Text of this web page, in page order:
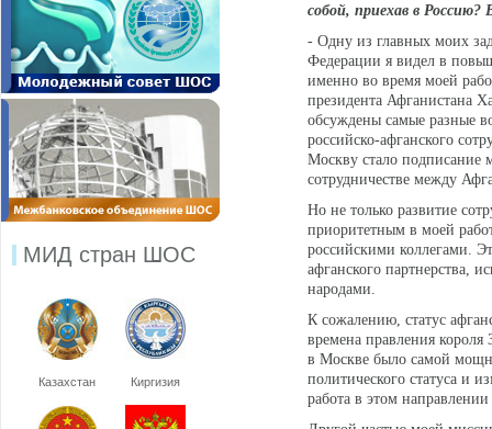
МИД стран ШОС
Казахстан Киргизия
собой, приехав в
- Одну из главных моих
Федерации я видел в
именно во время моей
президента Афганистана
обсуждены самые разные
российско-афганского
Москву стало подписание
сотрудничестве между
Но не только развитие
приоритетным в моей
российскими коллегами.
афганского партнерства,
народами.
К сожалению, статус
времена правления
в Москве было самой
политического статуса и
работа в этом